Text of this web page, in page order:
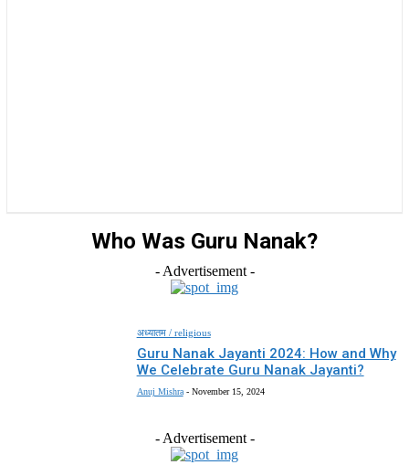
Who Was Guru Nanak?
- Advertisement -
अध्यातम / religious
Guru Nanak Jayanti 2024: How and Why
We Celebrate Guru Nanak Jayanti?
Anuj Mishra - November 15, 2024
- Advertisement -